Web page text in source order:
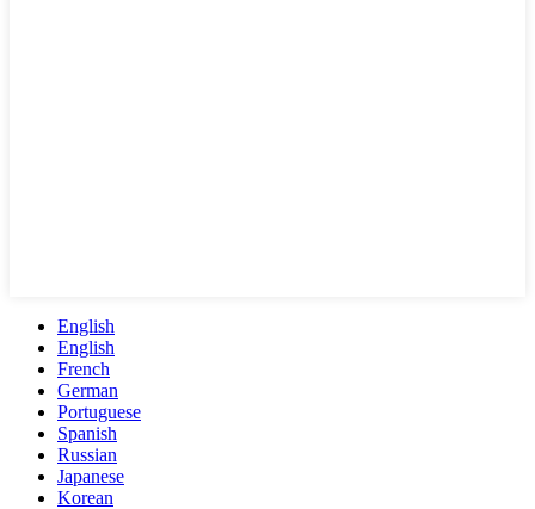
English
English
French
German
Portuguese
Spanish
Russian
Japanese
Korean